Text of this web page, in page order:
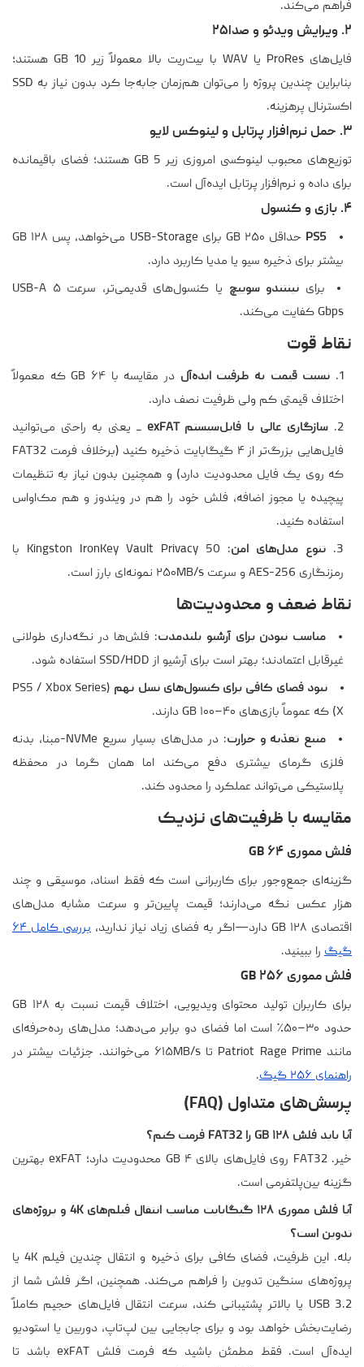
فراهم می‌کند.
۲. ویرایش ویدئو و صدا۲۵
فایل‌های ProRes یا WAV با بیت‌ریت بالا معمولاً زیر 10 GB هستند؛
بنابراین چندین پروژه را می‌توان هم‌زمان جابه‌جا کرد بدون نیاز به SSD
اکسترنال پرهزینه.
۳. حمل نرم‌افزار پرتابل و لینوکس لایو
توزیع‌های محبوب لینوکسی امروزی زیر 5 GB هستند؛ فضای باقیمانده
برای داده و نرم‌افزار پرتابل ایده‌آل است.
۴. بازی و کنسول
PS5
حداقل ۲۵۰ GB برای USB-Storage می‌خواهد، پس ۱۲۸ GB
بیشتر برای ذخیره سیو یا مدیا کاربرد دارد.
برای نینتندو سوییچ
یا کنسول‌های قدیمی‌تر، سرعت USB-A ۵
Gbps کفایت می‌کند.
نقاط قوت
نسبت قیمت به ظرفیت ایده‌آل
در مقایسه با ۶۴ GB که معمولاً
اختلاف قیمتی کم ولی ظرفیت نصف دارد.
سازگاری عالی با فایل‌سیستم exFAT
ــ یعنی به راحتی می‌توانید
فایل‌هایی بزرگ‌تر از ۴ گیگابایت ذخیره کنید (برخلاف فرمت FAT32
که روی یک فایل محدودیت دارد) و همچنین بدون نیاز به تنظیمات
پیچیده یا مجوز اضافه، فلش خود را هم در ویندوز و هم مک‌او‌اس
استفاده کنید.
تنوع مدل‌های امن
: Kingston IronKey Vault Privacy 50 با
رمزنگاری AES-256 و سرعت ۲۵۰MB/s نمونه‌ای بارز است.
نقاط ضعف و محدودیت‌ها
مناسب نبودن برای آرشیو بلندمدت: فلش‌ها در نگه‌داری طولانی
غیرقابل اعتمادند؛ بهتر است برای آرشیو از SSD/HDD استفاده شود.
نبود فضای کافی برای کنسول‌های نسل نهم (PS5 / Xbox Series
X) که عموماً بازی‌های ۴۰–۱۰۰ GB دارند.
منبع تغذیه و حرارت
: در مدل‌های بسیار سریع NVMe-مبنا، بدنه
فلزی گرمای بیشتری دفع می‌کند اما همان گرما در محفظه
پلاستیکی می‌تواند عملکرد را محدود کند.
مقایسه با ظرفیت‌های نزدیک
فلش مموری ۶۴ GB
گزینه‌ای جمع‌وجور برای کاربرانی است که فقط اسناد، موسیقی و چند
هزار عکس نگه می‌دارند؛ قیمت پایین‌تر و سرعت مشابه مدل‌های
اقتصادی ۱۲۸ GB دارد—اگر به فضای زیاد نیاز ندارید،
بررسی کامل ۶۴
گیگ را ببینید.
فلش مموری ۲۵۶ GB
برای کاربران تولید محتوای ویدیویی، اختلاف قیمت نسبت به ۱۲۸ GB
حدود ۳۰–۵۰٪ است اما فضای دو برابر می‌دهد؛ مدل‌های رده‌حرفه‌ای
مانند Patriot Rage Prime تا ۶۱۵MB/s می‌خوانند. جزئیات بیشتر در
راهنمای ۲۵۶ گیگ
.
پرسش‌های متداول (FAQ)
آیا باید فلش ۱۲۸ GB را FAT32 فرمت کنم؟
خیر. FAT32 روی فایل‌های بالای ۴ GB محدودیت دارد؛ exFAT بهترین
گزینه بین‌پلتفرمی است.
آیا فلش مموری ۱۲۸ گیگابایت مناسب انتقال فیلم‌های 4K و پروژه‌های
تدوین است؟
بله. این ظرفیت، فضای کافی برای ذخیره و انتقال چندین فیلم 4K یا
پروژه‌های سنگین تدوین را فراهم می‌کند. همچنین، اگر فلش شما از
USB 3.2 یا بالاتر پشتیبانی کند، سرعت انتقال فایل‌های حجیم کاملاً
رضایت‌بخش خواهد بود و برای جابجایی بین لپ‌تاپ، دوربین یا استودیو
ایده‌آل است. فقط مطمئن باشید که فرمت فلش exFAT باشد تا